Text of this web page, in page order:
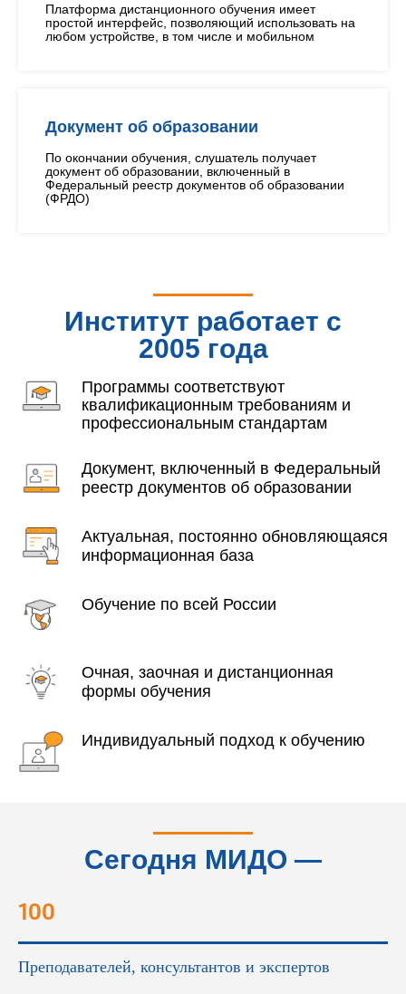
Платформа дистанционного обучения имеет
простой интерфейс, позволяющий использовать на
любом устройстве, в том числе и мобильном
Документ об образовании
По окончании обучения, слушатель получает
документ об образовании, включенный в
Федеральный реестр документов об образовании
(ФРДО)
Институт работает с
2005 года
Программы соответствуют
квалификационным требованиям и
профессиональным стандартам
Документ, включенный в Федеральный
реестр документов об образовании
Актуальная, постоянно обновляющаяся
информационная база
Обучение по всей России
Очная, заочная и дистанционная
формы обучения
Индивидуальный подход к обучению
Сегодня МИДО —
100
Преподавателей, консультантов и экспертов